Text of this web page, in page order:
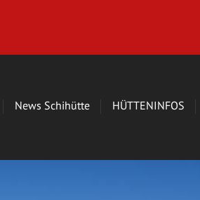
News Schihütte HÜTTENINFOS